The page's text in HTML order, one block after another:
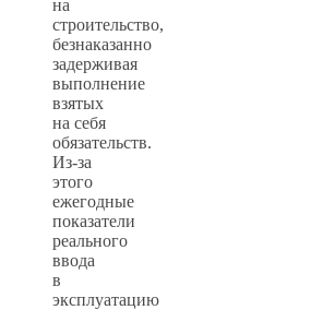
на
строительство,
безнаказанно
задерживая
выполнение
взятых
на себя
обязательств.
Из-за
этого
ежегодные
показатели
реального
ввода
в
эксплуатацию